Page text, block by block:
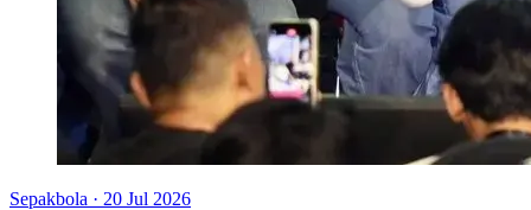
Sepakbola · 20 Jul 2026